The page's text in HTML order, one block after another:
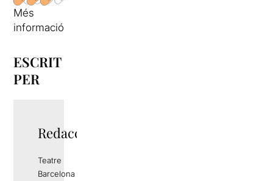
Més
informació
ESCRIT
PER
Redacció
Teatre
Barcelona és